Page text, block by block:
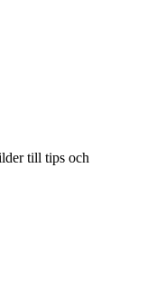
till tips och